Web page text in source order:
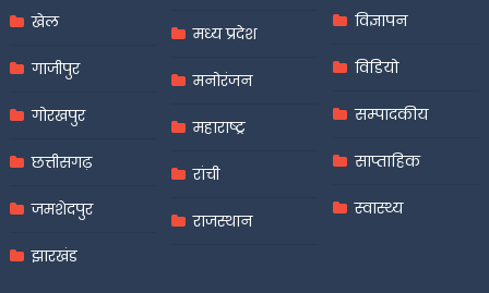
खेल
गाजीपुर
गोरखपुर
छत्तीसगढ़
जमशेदपुर
झारखंड
मध्य प्रदेश
मनोरंजन
महाराष्ट्र
रांची
राजस्थान
विज्ञापन
विडियो
सम्पादकीय
साप्ताहिक
स्वास्थ्य